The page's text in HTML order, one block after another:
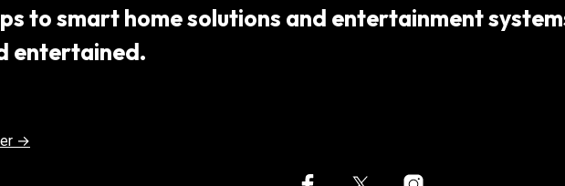
to smart home solutions and entertainment
entertained.
→